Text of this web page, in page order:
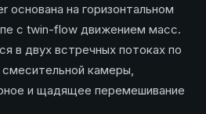
основана на горизонтальном
с twin-flow движением масс.
в двух встречных потоках по
камеры,
и щадящее перемешивание